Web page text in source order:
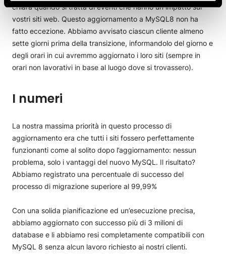
chiara quando si tratta di eventi che hanno un impatto sui
vostri siti web. Questo aggiornamento a MySQL8 non ha
fatto eccezione. Abbiamo avvisato ciascun cliente almeno
sette giorni prima della transizione, informandolo del giorno e
degli orari in cui avremmo aggiornato i loro siti (sempre in
orari non lavorativi in base al luogo dove si trovassero).
I numeri
La nostra massima priorità in questo processo di
aggiornamento era che tutti i siti fossero perfettamente
funzionanti come al solito dopo l’aggiornamento: nessun
problema, solo i vantaggi del nuovo MySQL. Il risultato?
Abbiamo registrato una percentuale di successo del
processo di migrazione superiore al 99,99%
Con una solida pianificazione ed un’esecuzione precisa,
abbiamo aggiornato con successo più di 3 milioni di
database e li abbiamo resi completamente compatibili con
MySQL 8 senza alcun lavoro richiesto ai nostri clienti.